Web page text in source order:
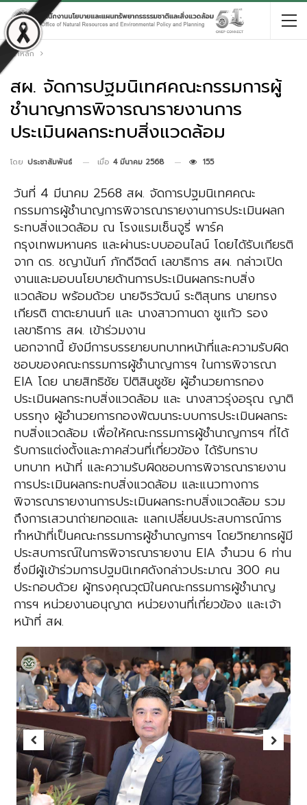
หน้าหลัก
สผ. จัดการปฐมนิเทศคณะกรรมการผู้
ชำนาญการพิจารณารายงานการ
ประเมินผลกระทบสิ่งแวดล้อม
โดย ประชาสัมพันธ์ เมื่อ 4 มีนาคม 2568 155
วันที่ 4 มีนาคม 2568 สผ. จัดการปฐมนิเทศคณะ
กรรมการผู้ชำนาญการพิจารณารายงานการประเมินผลก
ระทบสิ่งแวดล้อม ณ โรงแรมเซ็นจูรี่ พาร์ค
กรุงเทพมหานคร และผ่านระบบออนไลน์ โดยได้รับเกียรติ
จาก ดร. ชญานันท์ ภักดีจิตต์ เลขาธิการ สผ. กล่าวเปิด
งานและมอบนโยบายด้านการประเมินผลกระทบสิ่ง
แวดล้อม พร้อมด้วย นายจิรวัฒน์ ระติสุนทร นายทรง
เกียรติ ตาตะยานนท์ และ นางสาวกานดา ชูแก้ว รอง
เลขาธิการ สผ. เข้าร่วมงาน
นอกจากนี้ ยังมีการบรรยายบทบาทหน้าที่และความรับผิด
ชอบของคณะกรรมการผู้ชำนาญการฯ ในการพิจารณา
EIA โดย นายสิทธิชัย ปิติสินชูชัย ผู้อำนวยการกอง
ประเมินผลกระทบสิ่งแวดล้อม และ นางสาวรุ่งอรุณ ญาติ
บรรทุง ผู้อำนวยการกองพัฒนาระบบการประเมินผลกระ
ทบสิ่งแวดล้อม เพื่อให้คณะกรรมการผู้ชำนาญการฯ ที่ได้
รับการแต่งตั้งและภาคส่วนที่เกี่ยวข้อง ได้รับทราบ
บทบาท หน้าที่ และความรับผิดชอบการพิจารณารายงาน
การประเมินผลกระทบสิ่งแวดล้อม และแนวทางการ
พิจารณารายงานการประเมินผลกระทบสิ่งแวดล้อม รวม
ถึงการเสวนาถ่ายทอดและ แลกเปลี่ยนประสบการณ์การ
ทำหน้าที่เป็นคณะกรรมการผู้ชำนาญการฯ โดยวิทยากรผู้มี
ประสบการณ์ในการพิจารณารายงาน EIA จำนวน 6 ท่าน
ซึ่งมีผู้เข้าร่วมการปฐมนิเทศดังกล่าวประมาณ 300 คน
ประกอบด้วย ผู้ทรงคุณวุฒิในคณะกรรมการผู้ชำนาญ
การฯ หน่วยงานอนุญาต หน่วยงานที่เกี่ยวข้อง และเจ้า
หน้าที่ สผ.
Previous